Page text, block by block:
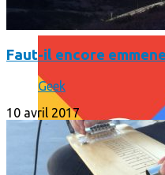
Pourquoi les outils de
Faut-il encore
Geek
10 avril 2017